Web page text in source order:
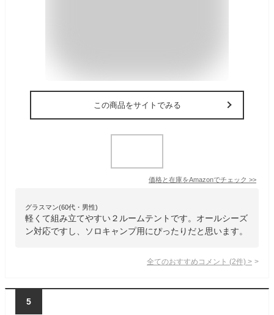
この商品をサイトでみる
価格と在庫をAmazonでチェック >>
グラスマン(60代・男性)
軽くて組み立てやすい２ルームテントです。オールシーズ
ン対応ですし、ソロキャンプ用にぴったりだと思います。
全てのおすすめコメント (2件) >
5